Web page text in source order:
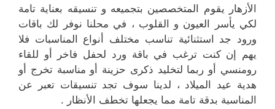
الأزهار يقوم المتخصصين بتجميعه و تنسيقه بعناية تامة
لكي يأسر العيون و القلوب ، في محلنا نوفر لك باقات
ورود جد استثنائية تناسب مختلف أنواع المناسبات فلا
يهم إن كنت ترغب في باقة ورد لحفل فاخر أو للقاء
رومنسي أو ربما لتخليد ذكرى حزينة أو مناسبة تخرج أو
هدية عيد الميلاد ، لدينا سوف تجد تنسيقات تعبر عن
المناسبة بدقة تامة مما يجعلها تخطف الأنظار .